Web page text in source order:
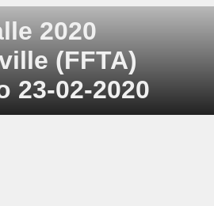
2020
(FFTA)
23-02-2020